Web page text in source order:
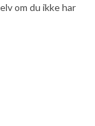
om du ikke har